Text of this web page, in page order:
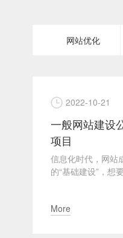
网站优化
2022-10-21
一般网站建设
项目
信息化时代，网站
的“基础建设”，想
More